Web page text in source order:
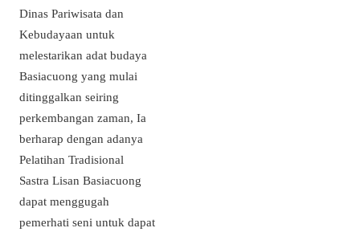
Dinas Pariwisata dan
Kebudayaan untuk
melestarikan adat budaya
Basiacuong yang mulai
ditinggalkan seiring
perkembangan zaman, Ia
berharap dengan adanya
Pelatihan Tradisional
Sastra Lisan Basiacuong
dapat menggugah
pemerhati seni untuk dapat